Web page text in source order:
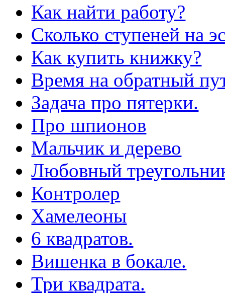
Как найти работу?
Сколько ступеней на
Как купить книжку?
Время на обратный
Задача про пятерки.
Про шпионов
Мальчик и дерево
Любовный
Контролер
Хамелеоны
6 квадратов.
Вишенка в бокале.
Три квадрата.